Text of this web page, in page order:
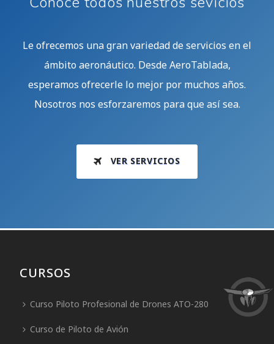
Le ofrecemos una gran variedad de servicios en el
ámbito aeronáutico. Desde AeroTablada,
esperamos ofrecerle lo mejor por muchos años.
Nosotros nos esforzaremos para que así sea.
VER SERVICIOS
CURSOS
Curso Piloto Profesional de Drones ATO-280
Curso de Piloto de Avión